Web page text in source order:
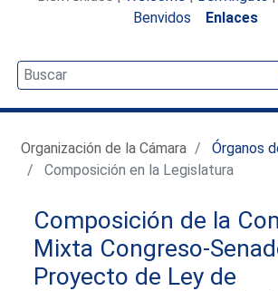
Benvidos
Enlaces
Organización de la Cámara
Órganos
Composición en la Legislatura
Composición de la
Mixta Congreso-
Proyecto de Ley de